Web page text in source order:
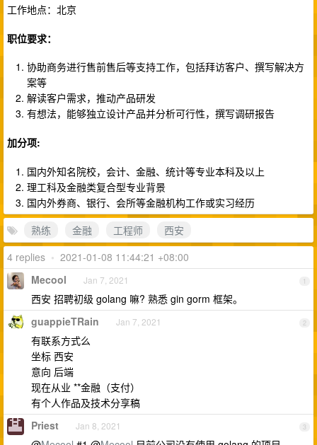
工作地点：北京
职位要求：
协助商务进行售前售后等支持工作，包括拜访客户、撰写解决方
案等
解读客户需求，推动产品研发
有想法，能够独立设计产品并分析可行性，撰写调研报告
加分项:
国内外知名院校，会计、金融、统计等专业本科及以上
理工科及金融类复合型专业背景
国内外券商、银行、会所等金融机构工作或实习经历
熟练
金融 工程师
西安
4 replies • 2021-01-08 11:44:21 +08:00
1
Mecool Jan 7, 2021
西安 招聘初级 golang 嘛? 熟悉 gin gorm 框架。
2
guappieTRain Jan 7, 2021
有联系方式么
坐标 西安
意向 后端
现在从业 **金融（支付）
有个人作品及技术分享稿
3
Priest Jan 8, 2021